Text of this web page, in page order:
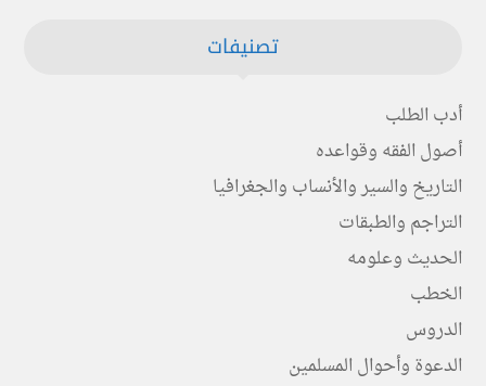
تصنيفات
أدب الطلب
أصول الفقه وقواعده
التاريخ والسير والأنساب والجغرافيا
التراجم والطبقات
الحديث وعلومه
الخطب
الدروس
الدعوة وأحوال المسلمين